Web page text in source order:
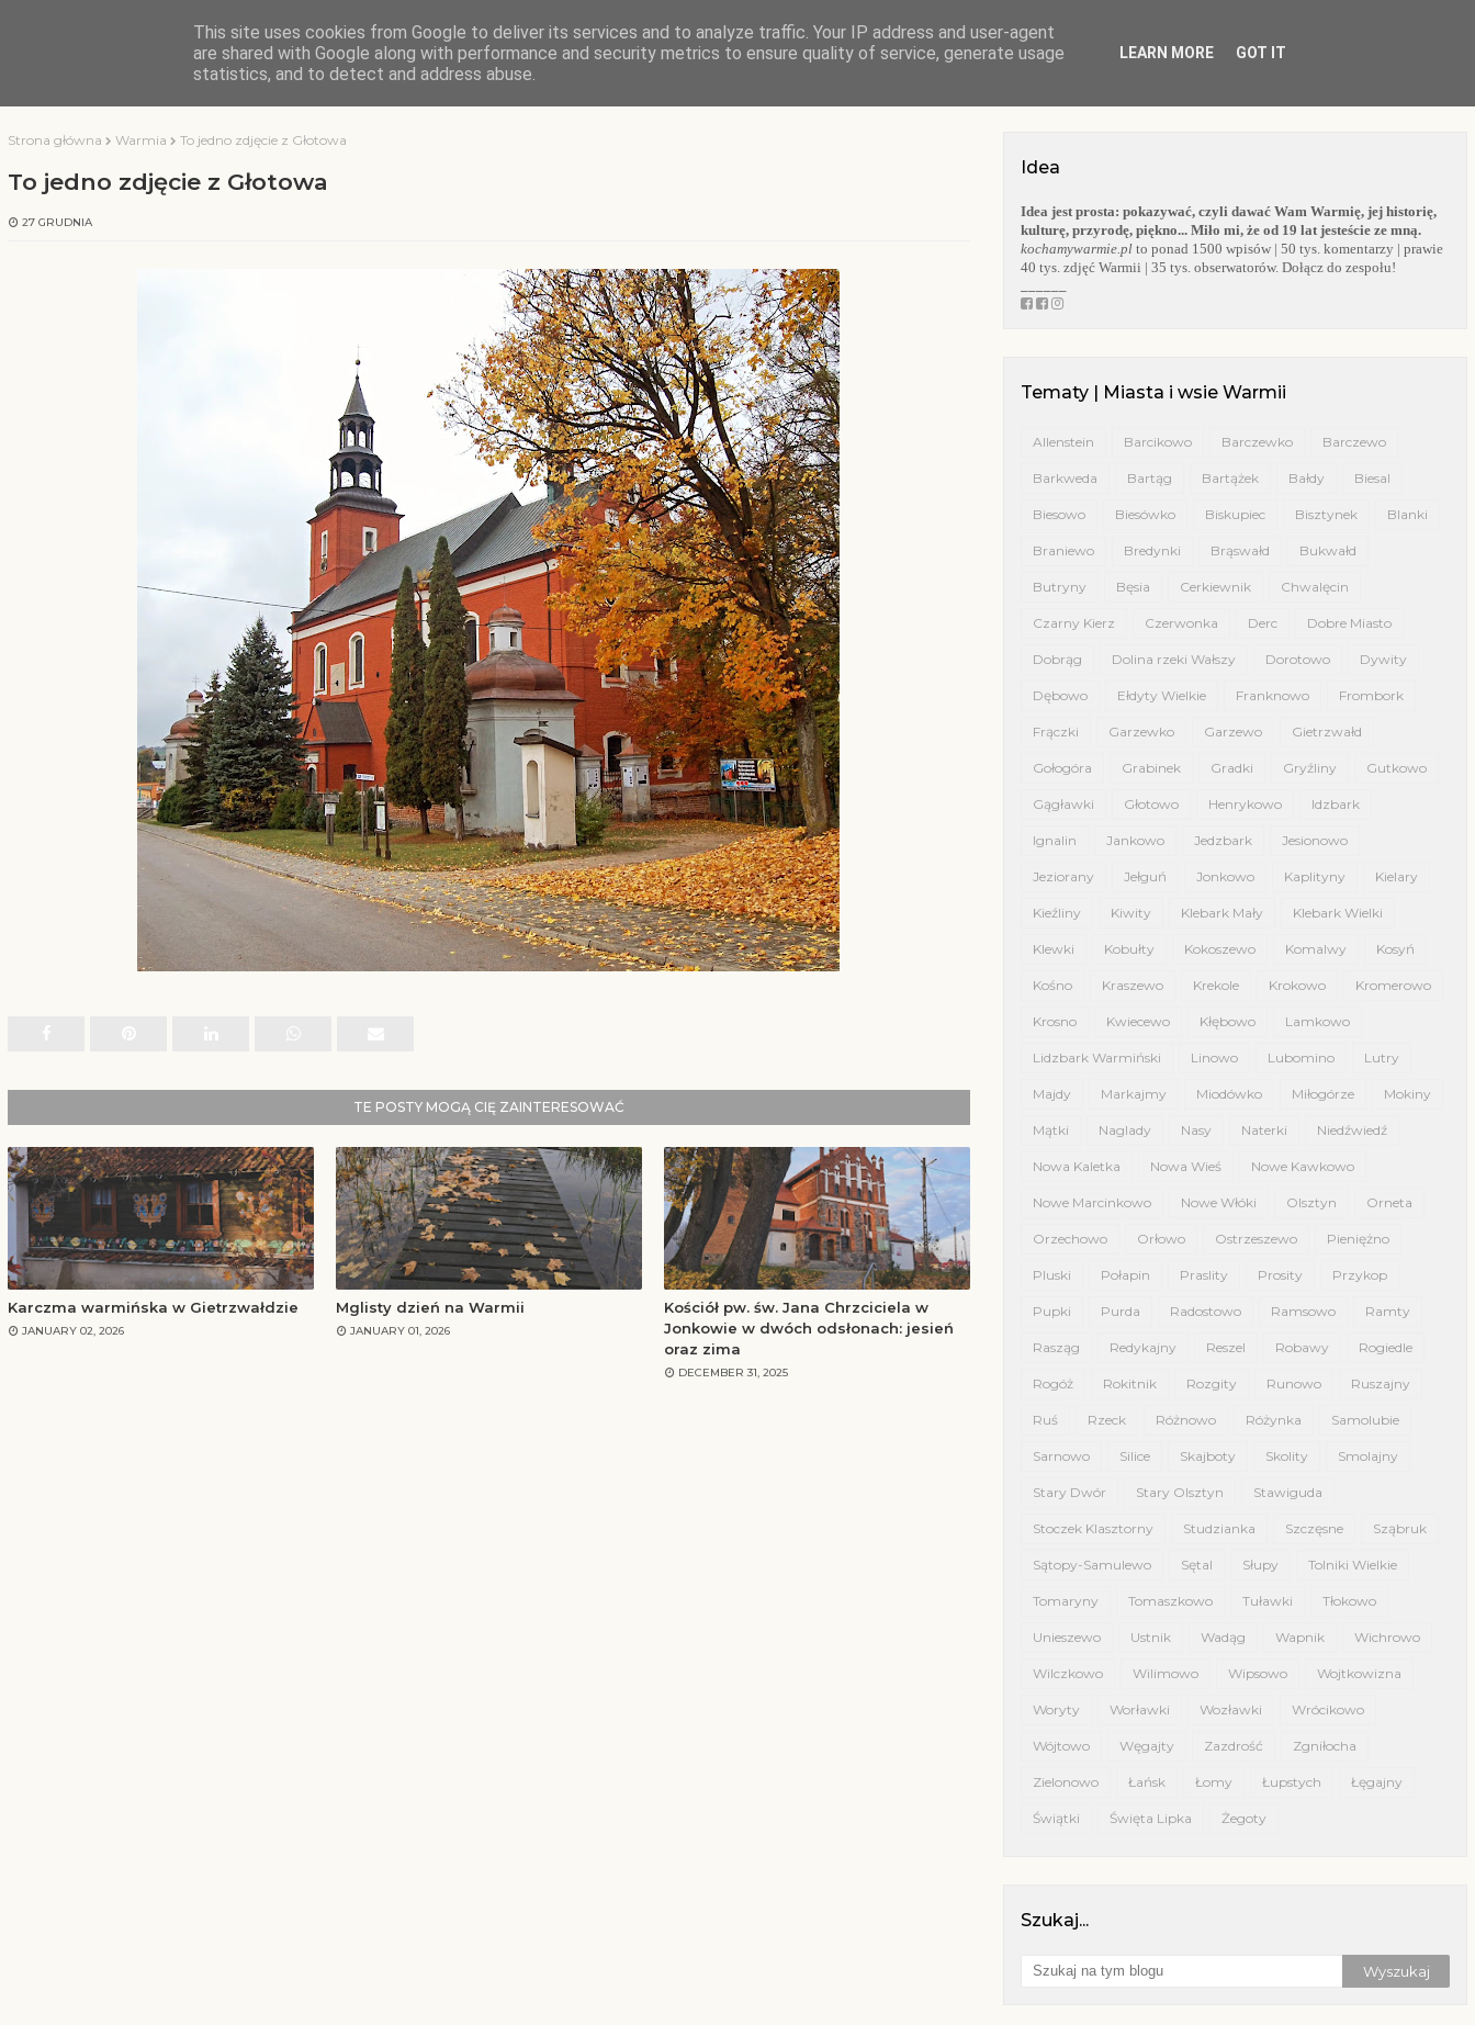
KOCHAMY WARMIĘ O BLOGU WARMIA KOŚCIOŁY WARMII
Strona główna Warmia To jedno zdjęcie z Głotowa
To jedno zdjęcie z Głotowa
27 GRUDNIA
TE POSTY MOGĄ CIĘ ZAINTERESOWAĆ
Karczma warmińska w Gietrzwałdzie
JANUARY 02, 2026
Mglisty dzień na Warmii
JANUARY 01, 2026
Kościół pw. św. Jana Chrzciciela w
Jonkowie w dwóch odsłonach: jesień
oraz zima
DECEMBER 31, 2025
Idea
Idea jest prosta: pokazywać, czyli dawać Wam Warmię, jej historię,
kulturę, przyrodę, piękno... Miło mi, że od 19 lat jesteście ze mną.
kochamywarmie.plto ponad 1500 wpisów | 50 tys. komentarzy | prawie
40 tys. zdjęć Warmii | 35 tys. obserwatorów. Dołącz do zespołu!
Tematy | Miasta i wsie Warmii
Allenstein Barcikowo Barczewko Barczewo
Barkweda Bartąg Bartążek Bałdy Biesal
Biesowo Biesówko Biskupiec Bisztynek Blanki
Braniewo Bredynki Brąswałd Bukwałd
Butryny Bęsia Cerkiewnik Chwalęcin
Czarny Kierz Czerwonka Derc Dobre Miasto
Dobrąg Dolina rzeki Wałszy Dorotowo Dywity
Dębowo Ełdyty Wielkie Franknowo Frombork
Frączki Garzewko Garzewo Gietrzwałd
Gołogóra Grabinek Gradki Gryźliny Gutkowo
Gągławki Głotowo Henrykowo Idzbark
Ignalin Jankowo Jedzbark Jesionowo
Jeziorany Jełguń Jonkowo Kaplityny Kielary
Kieźliny Kiwity Klebark Mały Klebark Wielki
Klewki Kobułty Kokoszewo Komalwy Kosyń
Kośno Kraszewo Krekole Krokowo Kromerowo
Krosno Kwiecewo Kłębowo Lamkowo
Lidzbark Warmiński Linowo Lubomino Lutry
Majdy Markajmy Miodówko Miłogórze Mokiny
Mątki Naglady Nasy Naterki Niedźwiedź
Nowa Kaletka Nowa Wieś Nowe Kawkowo
Nowe Marcinkowo Nowe Włóki Olsztyn Orneta
Orzechowo Orłowo Ostrzeszewo Pieniężno
Pluski Połapin Praslity Prosity Przykop
Pupki Purda Radostowo Ramsowo Ramty
Rasząg Redykajny Reszel Robawy Rogiedle
Rogóż Rokitnik Rozgity Runowo Ruszajny
Ruś Rzeck Różnowo Różynka Samolubie
Sarnowo Silice Skajboty Skolity Smolajny
Stary Dwór Stary Olsztyn Stawiguda
Stoczek Klasztorny Studzianka Szczęsne Sząbruk
Sątopy-Samulewo Sętal Słupy Tolniki Wielkie
Tomaryny Tomaszkowo Tuławki Tłokowo
Unieszewo Ustnik Wadąg Wapnik Wichrowo
Wilczkowo Wilimowo Wipsowo Wojtkowizna
Woryty Worławki Wozławki Wrócikowo
Wójtowo Węgajty Zazdrość Zgniłocha
Zielonowo Łańsk Łomy Łupstych Łęgajny
Świątki Święta Lipka Żegoty
Szukaj...
This site uses cookies from Google to deliver its services and to analyze traffic. Your IP address and user-agent
are shared with Google along with performance and security metrics to ensure quality of service, generate usage
statistics, and to detect and address abuse.
LEARN MORE GOT IT